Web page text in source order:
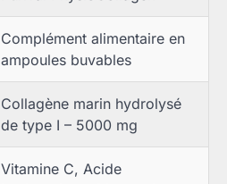
Complément alimentaire en
ampoules buvables
Collagène marin hydrolysé
de type I – 5000 mg
Vitamine C, Acide